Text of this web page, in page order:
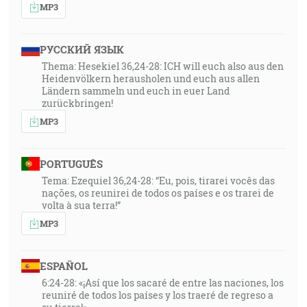
56:51
česť, posvätenou, užitočnou hospodárovi,
prihotovenou ku každému dobrému skutku. [2Tm
2:21]
57:15
… a práve preto dôverujem, že ten, ktorý započal vo
Ježiša Krista … [Fp 1:6]
58:06
A ty, dieťatko, budeš sa volať prorokom Najvyššieho,
lebo pojdeš pred tvárou Pánovou prihotoviť jeho cesty
1:01:05
A ty, Danielu, zavri tie slová a zapečať knihu až do
MP3
РУССКИЙ ЯЗЫК
Thema: Hesekiel 36,24-28: ICH will euch also aus den
Heidenvölkern herausholen und euch aus allen
Ländern sammeln und euch in euer Land
zurückbringen!
MP3
PORTUGUÊS
Tema: Ezequiel 36,24-28: “Eu, pois, tirarei vocês das
nações, os reunirei de todos os países e os trarei de
volta à sua terra!”
MP3
ESPAÑOL
6:24-28: «¡Así que los sacaré de entre las naciones, los
reuniré de todos los países y los traeré de regreso a